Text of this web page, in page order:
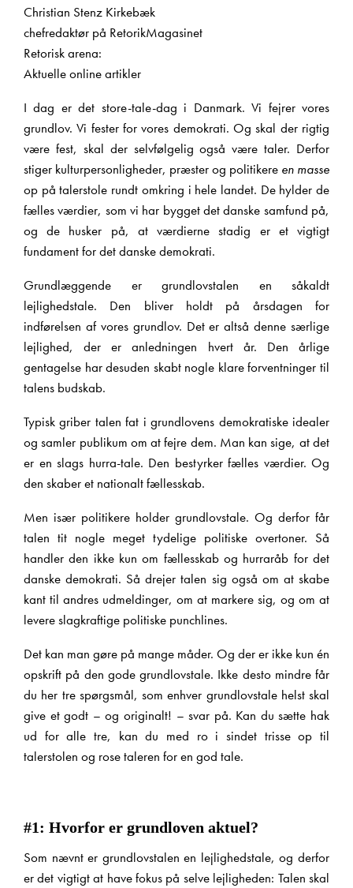
Christian Stenz Kirkebæk
chefredaktør på RetorikMagasinet
Retorisk arena:
Aktuelle online artikler
I dag er det store-tale-dag i Danmark. Vi fejrer vores
grundlov. Vi fester for vores demokrati. Og skal der rigtig
være fest, skal der selvfølgelig også være taler. Derfor
stiger kulturpersonligheder, præster og politikere en masse
op på talerstole rundt omkring i hele landet. De hylder de
fælles værdier, som vi har bygget det danske samfund på,
og de husker på, at værdierne stadig er et vigtigt
fundament for det danske demokrati.
Grundlæggende er grundlovstalen en såkaldt
lejlighedstale. Den bliver holdt på årsdagen for
indførelsen af vores grundlov. Det er altså denne særlige
lejlighed, der er anledningen hvert år. Den årlige
gentagelse har desuden skabt nogle klare forventninger til
talens budskab.
Typisk griber talen fat i grundlovens demokratiske idealer
og samler publikum om at fejre dem. Man kan sige, at det
er en slags hurra-tale. Den bestyrker fælles værdier. Og
den skaber et nationalt fællesskab.
Men især politikere holder grundlovstale. Og derfor får
talen tit nogle meget tydelige politiske overtoner. Så
handler den ikke kun om fællesskab og hurraråb for det
danske demokrati. Så drejer talen sig også om at skabe
kant til andres udmeldinger, om at markere sig, og om at
levere slagkraftige politiske punchlines.
Det kan man gøre på mange måder. Og der er ikke kun én
opskrift på den gode grundlovstale. Ikke desto mindre får
du her tre spørgsmål, som enhver grundlovstale helst skal
give et godt – og originalt! – svar på. Kan du sætte hak
ud for alle tre, kan du med ro i sindet trisse op til
talerstolen og rose taleren for en god tale.
#1: Hvorfor er grundloven aktuel?
Som nævnt er grundlovstalen en lejlighedstale, og derfor
er det vigtigt at have fokus på selve lejligheden: Talen skal